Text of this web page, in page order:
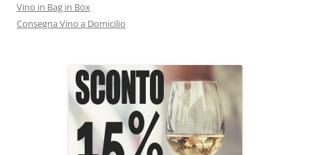
Vino in Bag in Box
Consegna Vino a Domicilio